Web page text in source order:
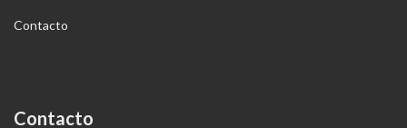
Contacto
Contacto